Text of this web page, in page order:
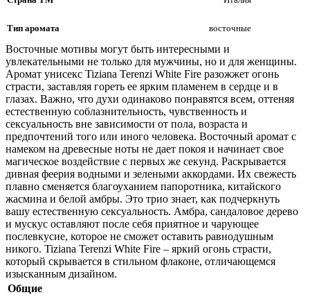
Тип аромата восточные
Восточные мотивы могут быть интересными и
увлекательными не только для мужчины, но и для женщины.
Аромат унисекс Tiziana Terenzi White Fire разожжет огонь
страсти, заставляя гореть ее ярким пламенем в сердце и в
глазах. Важно, что духи одинаково понравятся всем, оттеняя
естественную соблазнительность, чувственность и
сексуальность вне зависимости от пола, возраста и
предпочтений того или иного человека. Восточный аромат с
намеком на древесные ноты не дает покоя и начинает свое
магическое воздействие с первых же секунд. Раскрывается
дивная феерия водными и зелеными аккордами. Их свежесть
плавно сменяется благоуханием папоротника, китайского
жасмина и белой амбры. Это трио знает, как подчеркнуть
вашу естественную сексуальность. Амбра, сандаловое дерево
и мускус оставляют после себя приятное и чарующее
послевкусие, которое не сможет оставить равнодушным
никого. Tiziana Terenzi White Fire – яркий огонь страсти,
который скрывается в стильном флаконе, отличающемся
изысканным дизайном.
Общие